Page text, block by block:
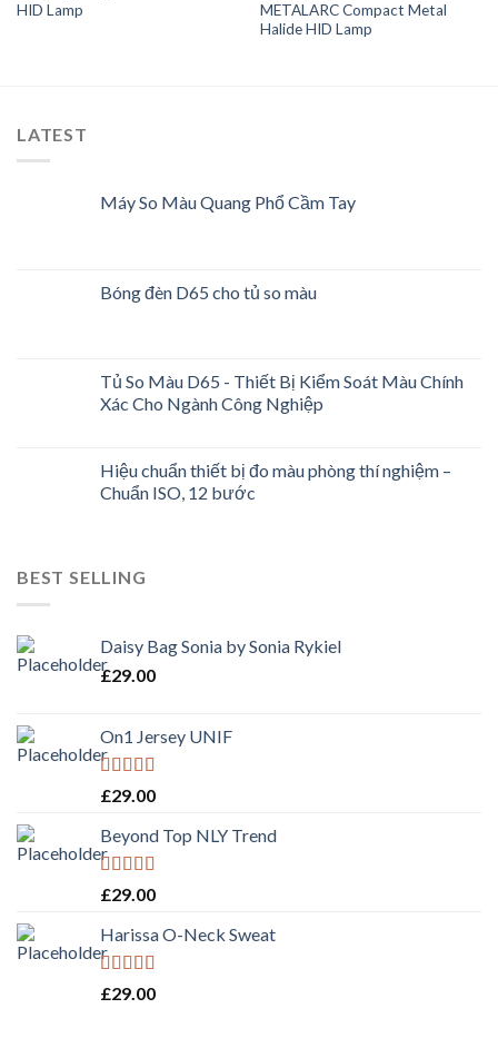
HID Lamp
METALARC Compact Metal
Halide HID Lamp
LATEST
Máy So Màu Quang Phổ Cầm Tay
Bóng đèn D65 cho tủ so màu
Tủ So Màu D65 - Thiết Bị Kiểm Soát Màu Chính
Xác Cho Ngành Công Nghiệp
Hiệu chuẩn thiết bị đo màu phòng thí nghiệm –
Chuẩn ISO, 12 bước
BEST SELLING
Daisy Bag Sonia by Sonia Rykiel
£29.00
On1 Jersey UNIF
Rated5.00
£29.00
Beyond Top NLY Trend
Rated
of 5
£29.00
Harissa O-Neck Sweat
Rated4.00
£29.00